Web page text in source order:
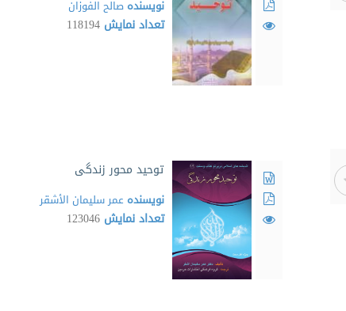
نویسنده صالح الفوزان
تعداد نمایش 118194
توحید محور زندگی
نویسنده عمر سلیمان الأشقر
تعداد نمایش 123046